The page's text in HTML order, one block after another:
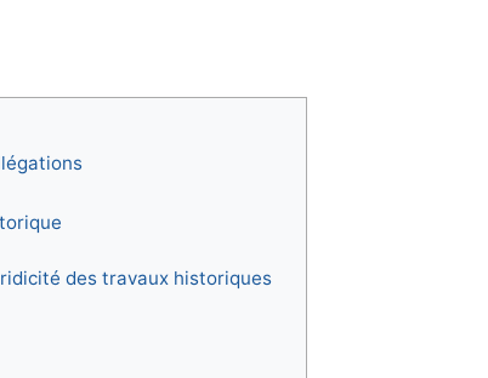
des travaux historiques